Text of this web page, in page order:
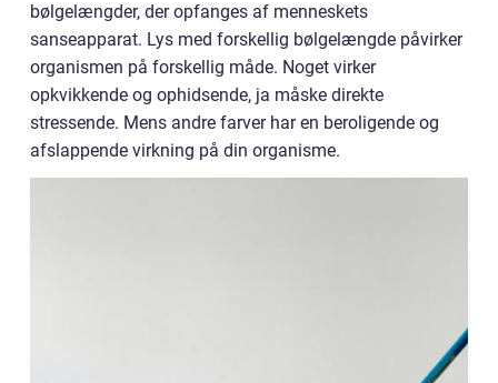
bølgelængder, der opfanges af menneskets
sanseapparat. Lys med forskellig bølgelængde påvirker
organismen på forskellig måde. Noget virker
opkvikkende og ophidsende, ja måske direkte
stressende. Mens andre farver har en beroligende og
afslappende virkning på din organisme.